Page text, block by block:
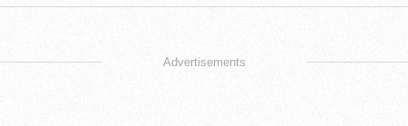
Advertisements